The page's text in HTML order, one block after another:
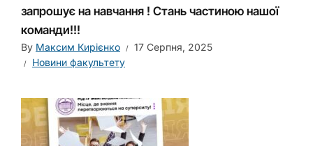
запрошує на навчання ! Стань частиною нашої
команди!!!
By Максим Кирієнко
17 Серпня, 2025
Новини факультету